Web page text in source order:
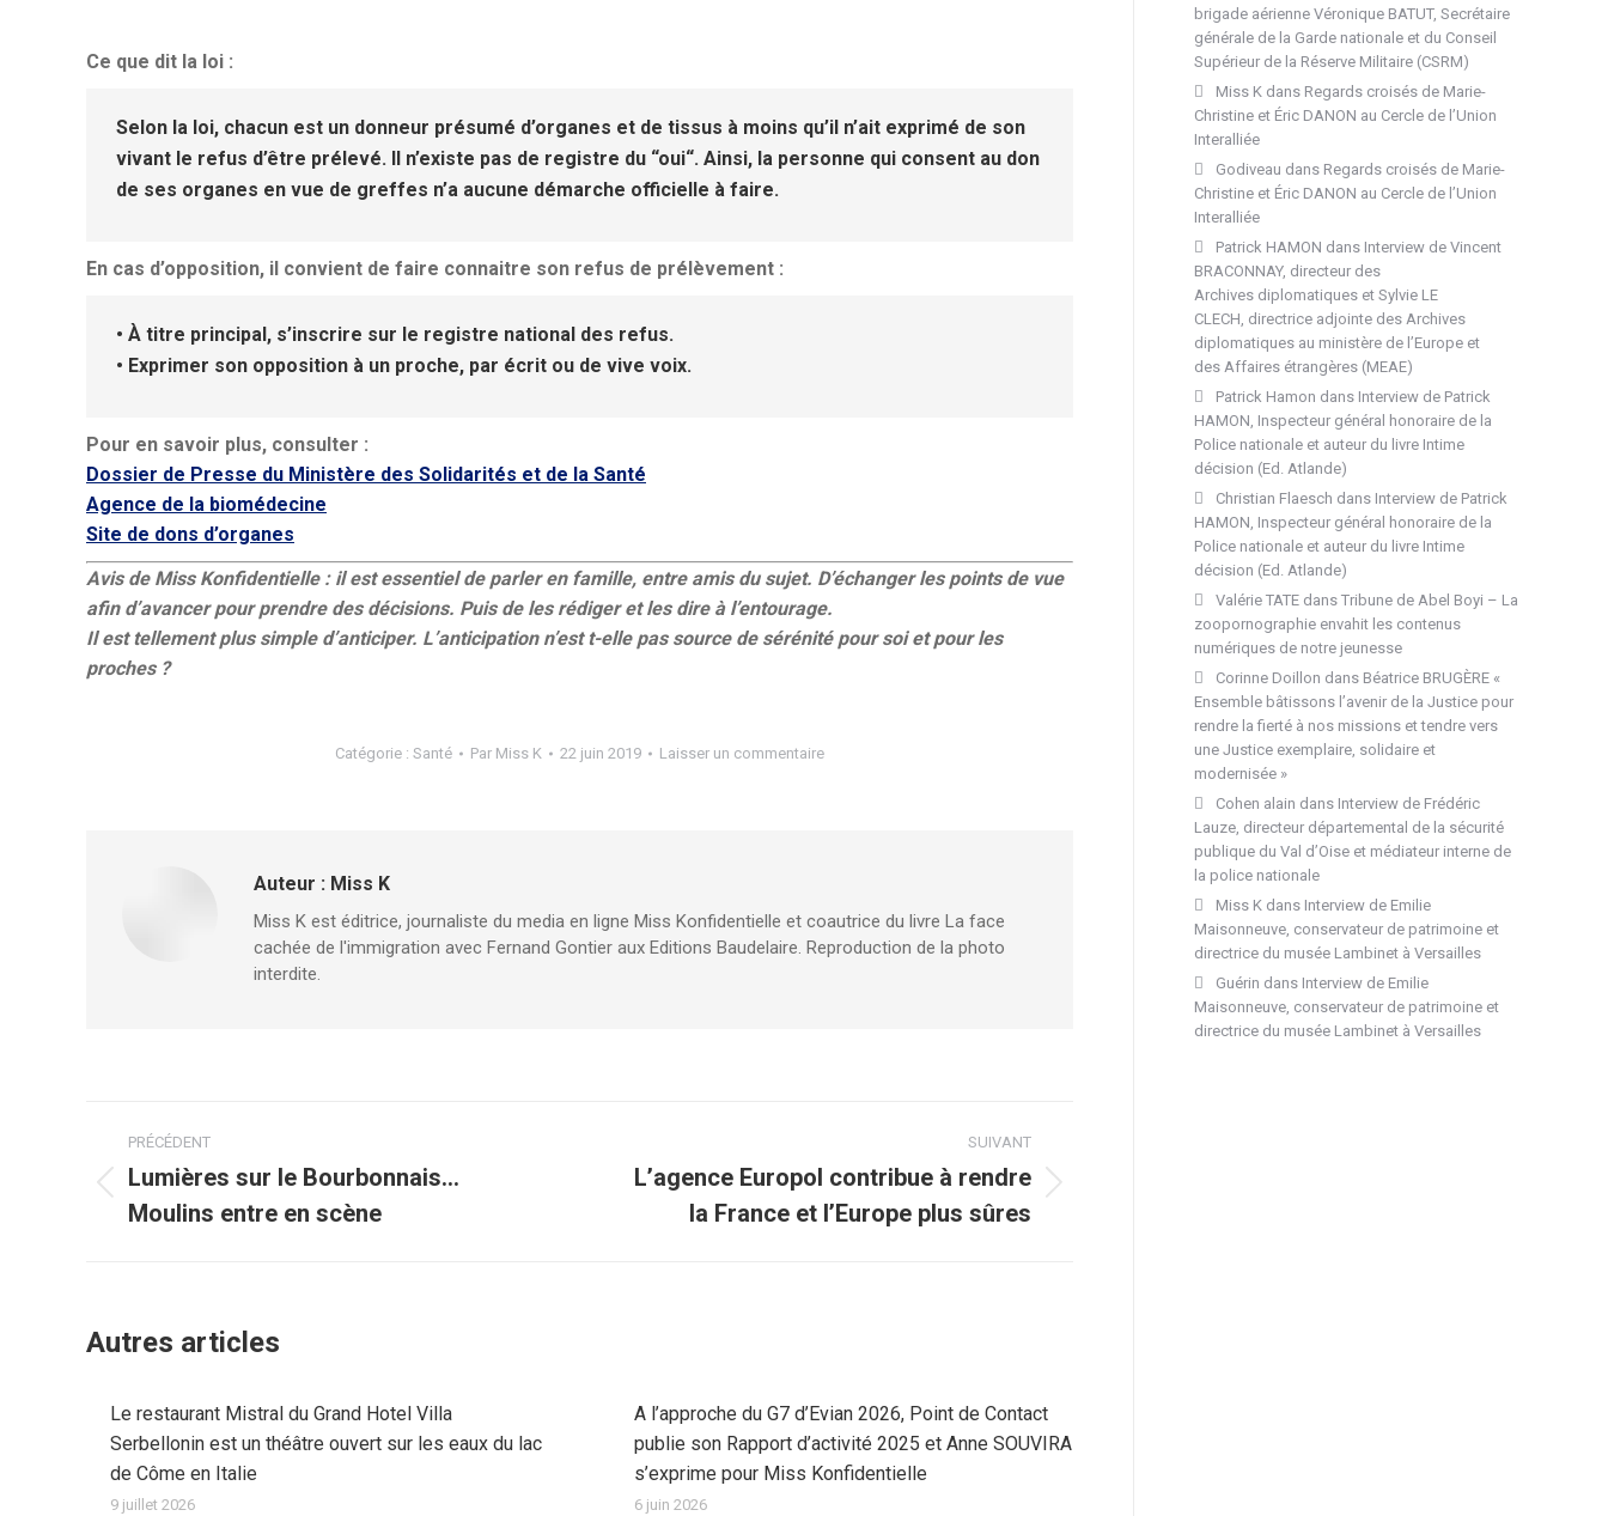
Ce que dit la loi :
Selon la loi, chacun est un donneur présumé d’organes et de tissus à moins qu’il n’ait exprimé de son
vivant le refus d’être prélevé. Il n’existe pas de registre du “oui“. Ainsi, la personne qui consent au don
de ses organes en vue de greffes n’a aucune démarche officielle à faire.
En cas d’opposition, il convient de faire connaitre son refus de prélèvement :
• À titre principal, s’inscrire sur le registre national des refus.
• Exprimer son opposition à un proche, par écrit ou de vive voix.
Pour en savoir plus, consulter :
Dossier de Presse du Ministère des Solidarités et de la Santé
Agence de la biomédecine
Site de dons d’organes
Avis de Miss Konfidentielle : il est essentiel de parler en famille, entre amis du sujet. D’échanger les points de vue
afin d’avancer pour prendre des décisions. Puis de les rédiger et les dire à l’entourage.
Il est tellement plus simple d’anticiper. L’anticipation n’est t-elle pas source de sérénité pour soi et pour les
proches ?
Catégorie : Santé Par Miss K 22 juin 2019 Laisser un commentaire
Auteur : Miss K
Miss K est éditrice, journaliste du media en ligne Miss Konfidentielle et coautrice du livre La face
cachée de l'immigration avec Fernand Gontier aux Editions Baudelaire. Reproduction de la photo
interdite.
Navigation
article
PRÉCÉDENT
précédent
Lumières sur le Bourbonnais…
Moulins entre en scène
SUIVANT
L’agence Europol contribue à rendre
la France et l’Europe plus sûres
Autres articles
Le restaurant Mistral du Grand Hotel Villa
Serbellonin est un théâtre ouvert sur les eaux du lac
de Côme en Italie
9 juillet 2026
A l’approche du G7 d’Evian 2026, Point de Contact
publie son Rapport d’activité 2025 et Anne SOUVIRA
s’exprime pour Miss Konfidentielle
6 juin 2026
brigade aérienne Véronique BATUT, Secrétaire
générale de la Garde nationale et du Conseil
Supérieur de la Réserve Militaire (CSRM)
Miss K dans Regards croisés de Marie-
Christine et Éric DANON au Cercle de l’Union
Interalliée
Godiveau dans Regards croisés de Marie-
Christine et Éric DANON au Cercle de l’Union
Interalliée
Patrick HAMON dans Interview de Vincent
BRACONNAY, directeur des
Archives diplomatiques et Sylvie LE
CLECH, directrice adjointe des Archives
diplomatiques au ministère de l’Europe et
des Affaires étrangères (MEAE)
Patrick Hamon dans Interview de Patrick
HAMON, Inspecteur général honoraire de la
Police nationale et auteur du livre Intime
décision (Ed. Atlande)
Christian Flaesch dans Interview de Patrick
HAMON, Inspecteur général honoraire de la
Police nationale et auteur du livre Intime
décision (Ed. Atlande)
Valérie TATE dans Tribune de Abel Boyi – La
zoopornographie envahit les contenus
numériques de notre jeunesse
Corinne Doillon dans Béatrice BRUGÈRE «
Ensemble bâtissons l’avenir de la Justice pour
rendre la fierté à nos missions et tendre vers
une Justice exemplaire, solidaire et
modernisée »
Cohen alain dans Interview de Frédéric
Lauze, directeur départemental de la sécurité
publique du Val d’Oise et médiateur interne de
la police nationale
Miss K dans Interview de Emilie
Maisonneuve, conservateur de patrimoine et
directrice du musée Lambinet à Versailles
Guérin dans Interview de Emilie
Maisonneuve, conservateur de patrimoine et
directrice du musée Lambinet à Versailles